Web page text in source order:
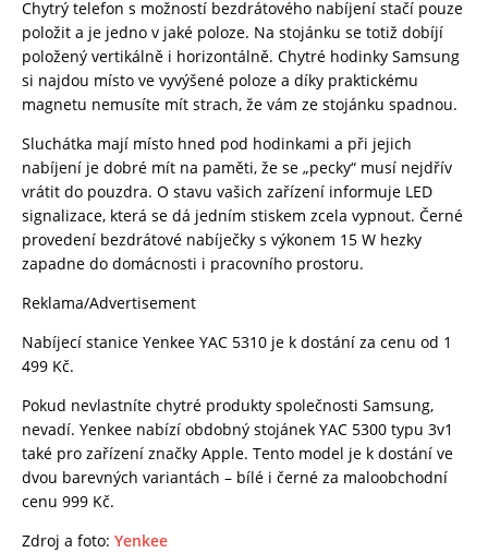
Chytrý telefon s možností bezdrátového nabíjení stačí pouze
položit a je jedno v jaké poloze. Na stojánku se totiž dobíjí
položený vertikálně i horizontálně. Chytré hodinky Samsung
si najdou místo ve vyvýšené poloze a díky praktickému
magnetu nemusíte mít strach, že vám ze stojánku spadnou.
Sluchátka mají místo hned pod hodinkami a při jejich
nabíjení je dobré mít na paměti, že se „pecky“ musí nejdřív
vrátit do pouzdra. O stavu vašich zařízení informuje LED
signalizace, která se dá jedním stiskem zcela vypnout. Černé
provedení bezdrátové nabíječky s výkonem 15 W hezky
zapadne do domácnosti i pracovního prostoru.
Reklama/Advertisement
Nabíjecí stanice Yenkee YAC 5310 je k dostání za cenu od 1
499 Kč.
Pokud nevlastníte chytré produkty společnosti Samsung,
nevadí. Yenkee nabízí obdobný stojánek YAC 5300 typu 3v1
také pro zařízení značky Apple. Tento model je k dostání ve
dvou barevných variantách – bílé i černé za maloobchodní
cenu 999 Kč.
Zdroj a foto: Yenkee